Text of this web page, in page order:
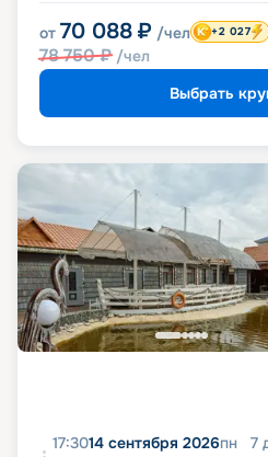
от 70 088 ₽ /чел
78 750₽ /чел
+2 027
Выбрать
17:3014 сентября 2026пн 7